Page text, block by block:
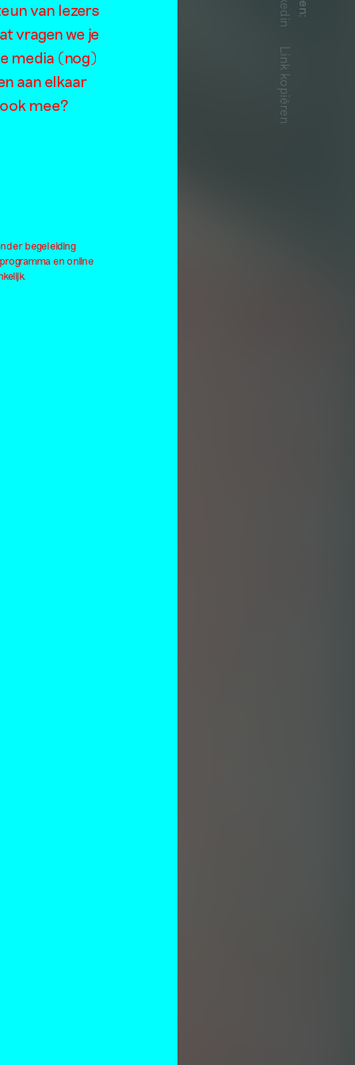
van lezers
vragen we je
media (nog)
aan elkaar
mee?
begeleiding
en online
:
Link kopiëren